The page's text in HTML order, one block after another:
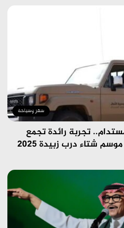
سفر وسياحة
تجربة رائدة تجمع
شتاء درب زبيدة 2025